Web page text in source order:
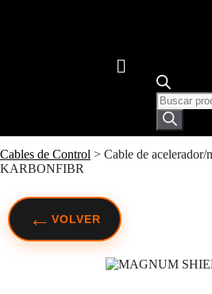
Cables de Control > Cable de acelerador/
KARBONFIBR
← VOLVER